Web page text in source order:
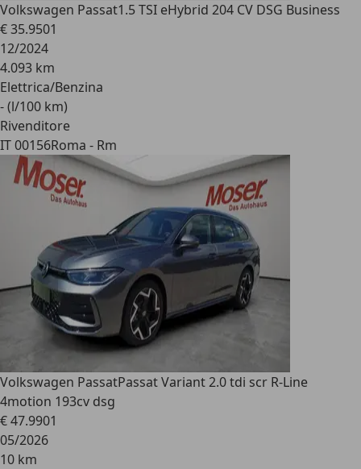
Volkswagen Passat1.5 TSI eHybrid 204 CV DSG Business
€ 35.9501
12/2024
4.093 km
Elettrica/Benzina
- (l/100 km)
Rivenditore
IT 00156Roma - Rm
Volkswagen PassatPassat Variant 2.0 tdi scr R-Line
4motion 193cv dsg
€ 47.9901
05/2026
10 km